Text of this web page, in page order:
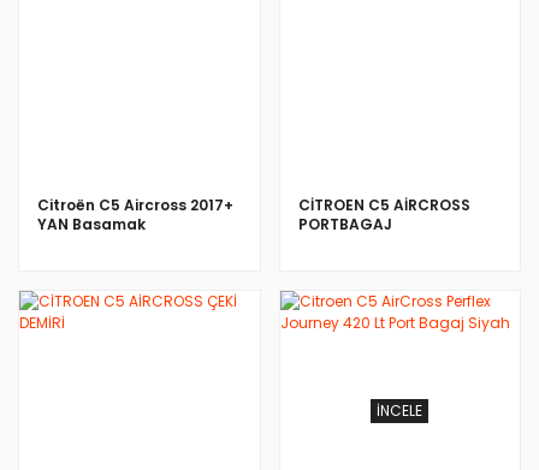
Citroën C5 Aircross 2017+
YAN Basamak
CİTROEN C5 AİRCROSS
PORTBAGAJ
İNCELE